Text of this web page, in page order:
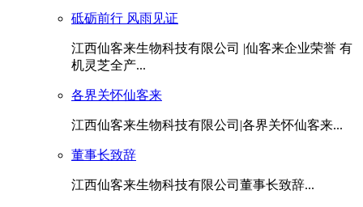
砥砺前行 风雨见证
江西仙客来生物科技有限公司 |仙客来企业荣誉 有
机灵芝全产...
各界关怀仙客来
江西仙客来生物科技有限公司|各界关怀仙客来...
董事长致辞
江西仙客来生物科技有限公司董事长致辞...